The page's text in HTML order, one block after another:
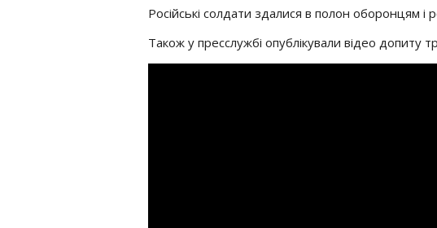
Російські солдати здалися в полон оборонцям і
Також у пресслужбі опублікували відео допиту